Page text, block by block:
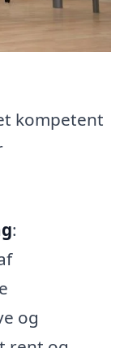
kompetent
:
og